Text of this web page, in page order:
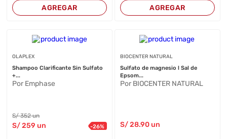
AGREGAR AGREGAR
OLAPLEX
Shampoo Clarificante Sin Sulfato
+...
Por Emphase
S/352 un
S/259 un -26%
BIOCENTER NATURAL
Sulfato de magnesio l Sal de
Epsom...
Por BIOCENTER NATURAL
S/28.90un